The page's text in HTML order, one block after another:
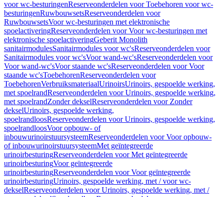
voor wc-besturingenReserveonderdelen voor Toebehoren voor wc-
besturingenRuwbouwsetsReserveonderdelen voor
RuwbouwsetsVoor wc-besturingen met elektronische
spoelactiveringReserveonderdelen voor Voor wc-besturingen met
elektronische spoelactiveringGeberit Monolith
sanitairmodulesSanitairmodules voor wc'sReserveonderdelen voor
Sanitairmodules voor wc'sVoor wand-wc'sReserveonderdelen voor
Voor wand-wc'sVoor staande wc'sReserveonderdelen voor Voor
staande wc'sToebehorenReserveonderdelen voor
ToebehorenVerbruiksmateriaalUrinoirsUrinoirs, gespoelde werking,
met spoelrandReserveonderdelen voor Urinoirs, gespoelde werking,
met spoelrandZonder dekselReserveonderdelen voor Zonder
dekselUrinoirs, gespoelde werking,
spoelrandloosReserveonderdelen voor Urinoirs, gespoelde werking,
spoelrandloosVoor opbouw- of
inbouwurinoirstuursysteemReserveonderdelen voor Voor opbouw-
of inbouwurinoirstuursysteemMet geïntegreerde
urinoirbesturingReserveonderdelen voor Met geïntegreerde
urinoirbesturingVoor geïntegreerde
urinoirbesturingReserveonderdelen voor Voor geïntegreerde
urinoirbesturingUrinoirs, gespoelde werking, met / voor wc-
dekselReserveonderdelen voor Urinoirs, gespoelde werking, met /